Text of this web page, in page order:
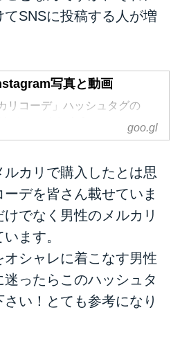
SNSに投稿する人が増
写真と動画
リコーデ」ハッシュタグの
goo.gl
カリで購入したとは思
デを皆さん載せていま
でなく男性のメルカリ
ます。
シャレに着こなす男性
ったらこのハッシュタ
い！とても参考になり